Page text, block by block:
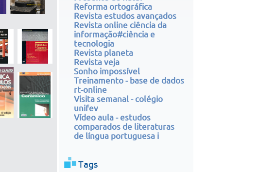
Reforma ortográfica
Revista estudos avançados
Revista online ciência da
informação#ciência e
tecnologia
Revista planeta
Revista veja
Sonho impossível
Treinamento - base de dados
rt-online
Visita semanal - colégio
unifev
Vídeo aula - estudos
comparados de literaturas
de língua portuguesa i
Tags